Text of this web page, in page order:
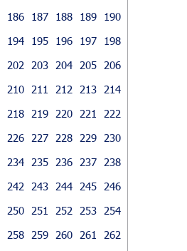
186 187 188 189
190
194 195 196 197
198
202 203 204 205
206
210 211 212 213
214
218 219 220 221
222
226 227 228 229
230
234 235 236 237
238
242 243 244 245
246
250 251 252 253
254
258 259 260 261
262